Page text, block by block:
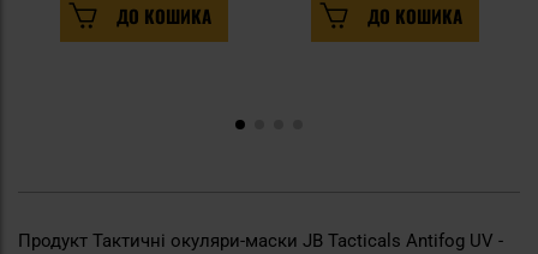
ДО КОШИКА ДО КОШИКА
Продукт Тактичні окуляри-маски JB Tacticals Antifog UV -